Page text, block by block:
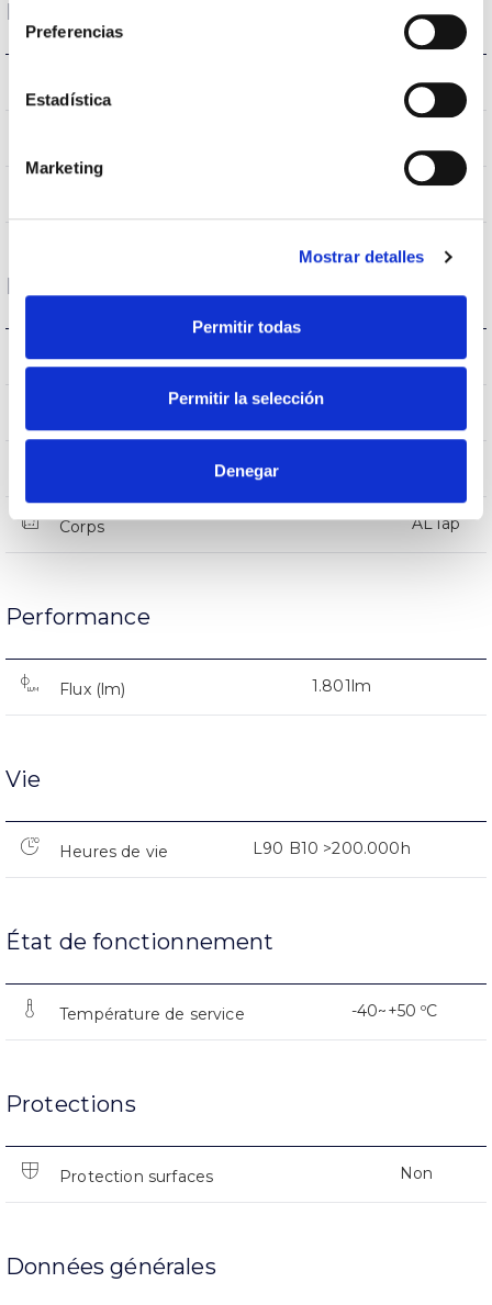
Preferencias
Estadística
Marketing
Mostrar detalles
Permitir todas
Permitir la selección
Denegar
Données optiques
4.000K
Logement et finition
IK Protection contre des impacts IK10
Corps AL iap
Performance
Flux (lm) 1.801lm
Vie
Heures de vie L90 B10 >200.000h
État de fonctionnement
Température de service -40~+50 ºC
Protections
Protection surfaces Non
Données générales